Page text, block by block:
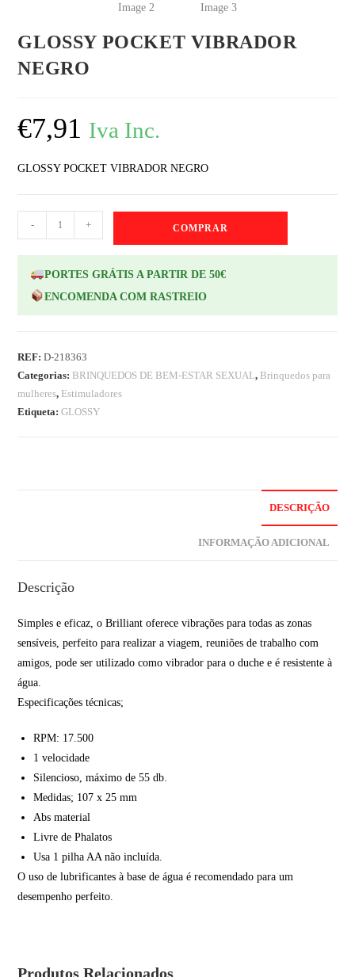
GLOSSY POCKET VIBRADOR
NEGRO
€7,91 Iva Inc.
GLOSSY POCKET VIBRADOR NEGRO
- + COMPRAR
PORTES GRÁTIS A PARTIR DE 50€
ENCOMENDA COM RASTREIO
REF:D-218363
Categorias: BRINQUEDOS DE BEM-ESTAR SEXUAL, Brinquedos para
mulheres, Estimuladores
Etiqueta:GLOSSY
DESCRIÇÃO
INFORMAÇÃO ADICIONAL
Descrição
Simples e eficaz, o Brilliant oferece vibrações para todas as zonas
sensíveis, perfeito para realizar a viagem, reuniões de trabalho com
amigos, pode ser utilizado como vibrador para o duche e é resistente à
água.
Especificações técnicas;
RPM: 17.500
1 velocidade
Silencioso, máximo de 55 db.
Medidas; 107 x 25 mm
Abs material
Livre de Phalatos
Usa 1 pilha AA não incluída.
O uso de lubrificantes à base de água é recomendado para um
desempenho perfeito.
Produtos Relacionados